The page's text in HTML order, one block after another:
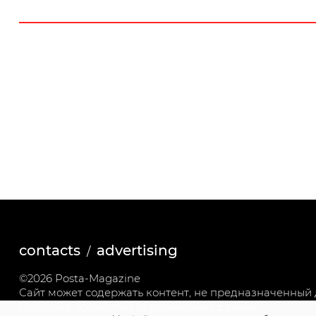
contacts advertising
©2026 Posta-Magazine
Сайт может содержать контент, не предназначенный